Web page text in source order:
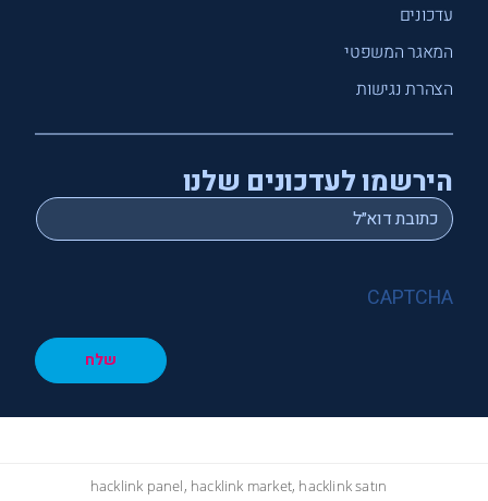
עדכונים
המאגר המשפטי
הצהרת נגישות
הירשמו לעדכונים שלנו
Email
*
CAPTCHA
שלח
hacklink panel, hacklink market, hacklink satın